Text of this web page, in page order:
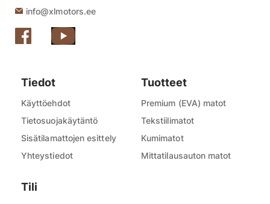
info@xlmotors.ee
Tiedot
Käyttöehdot
Tietosuojakäytäntö
Sisätilamattojen esittely
Yhteystiedot
Tuotteet
Premium (EVA) matot
Tekstiilimatot
Kumimatot
Mittatilausauton matot
Tili